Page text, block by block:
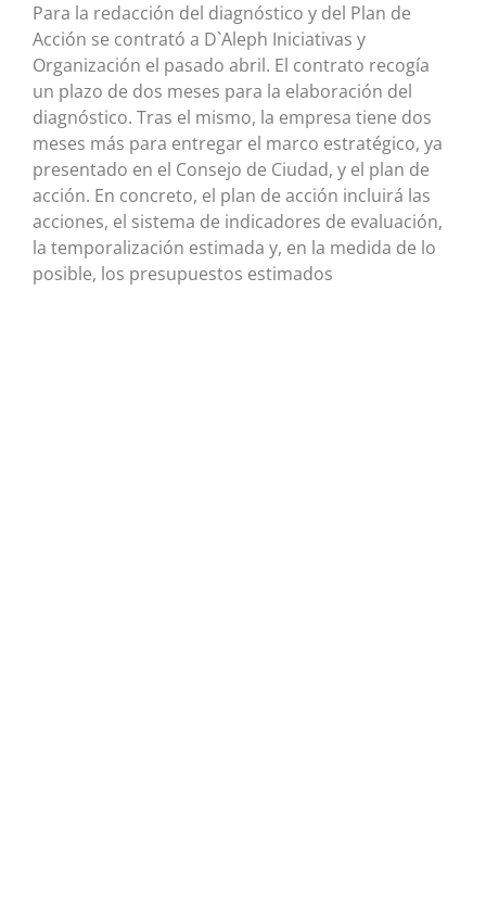
Para la redacción del diagnóstico y del Plan de
Acción se contrató a D`Aleph Iniciativas y
Organización el pasado abril. El contrato recogía
un plazo de dos meses para la elaboración del
diagnóstico. Tras el mismo, la empresa tiene dos
meses más para entregar el marco estratégico, ya
presentado en el Consejo de Ciudad, y el plan de
acción. En concreto, el plan de acción incluirá las
acciones, el sistema de indicadores de evaluación,
la temporalización estimada y, en la medida de lo
posible, los presupuestos estimados